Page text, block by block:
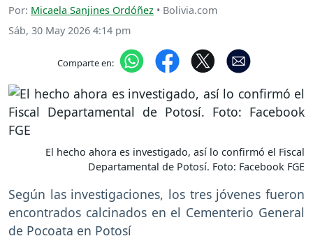
Por: Micaela Sanjines Ordóñez • Bolivia.com
Sáb, 30 May 2026 4:14 pm
Comparte en:
El hecho ahora es investigado, así lo confirmó el Fiscal
Departamental de Potosí. Foto: Facebook FGE
Según las investigaciones, los tres jóvenes fueron
encontrados calcinados en el Cementerio General
de Pocoata en Potosí